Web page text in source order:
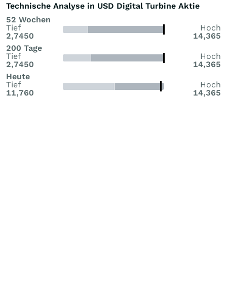
Technische Analyse in USD Digital Turbine Aktie
52 Wochen
Tief
2,7450
Hoch
14,365
200 Tage
Tief
2,7450
Hoch
14,365
Heute
Tief
11,760
Hoch
14,365